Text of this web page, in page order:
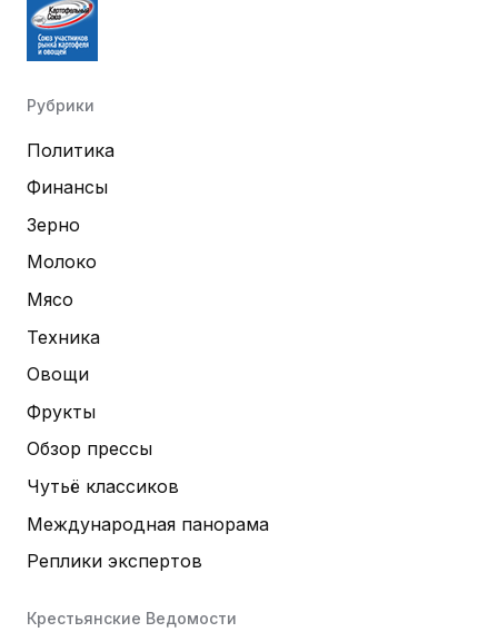
Рубрики
Политика
Финансы
Зерно
Молоко
Мясо
Техника
Овощи
Фрукты
Обзор прессы
Чутьё классиков
Международная панорама
Реплики экспертов
Крестьянские Ведомости